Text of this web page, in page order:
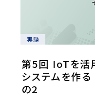
実験
第5回 IoTを活
システムを作
の2